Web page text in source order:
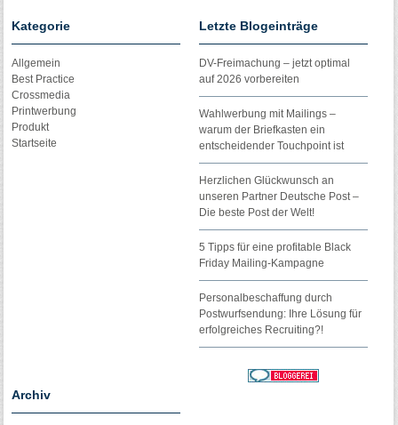
Kategorie
Allgemein
Best Practice
Crossmedia
Printwerbung
Produkt
Startseite
Letzte Blogeinträge
DV-Freimachung – jetzt optimal
auf 2026 vorbereiten
Wahlwerbung mit Mailings –
warum der Briefkasten ein
entscheidender Touchpoint ist
Herzlichen Glückwunsch an
unseren Partner Deutsche Post –
Die beste Post der Welt!
5 Tipps für eine profitable Black
Friday Mailing-Kampagne
Personalbeschaffung durch
Postwurfsendung: Ihre Lösung für
erfolgreiches Recruiting?!
Archiv